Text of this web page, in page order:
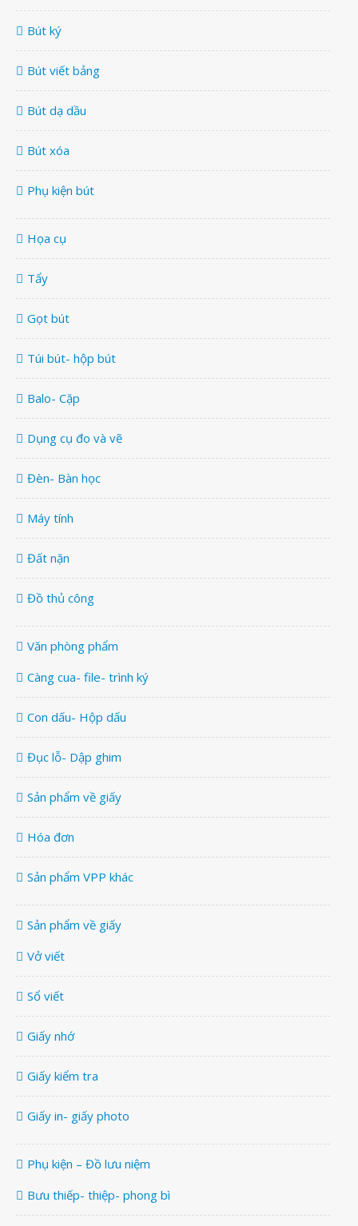
Bút ký
Bút viết bảng
Bút dạ dầu
Bút xóa
Phụ kiện bút
Họa cụ
Tẩy
Gọt bút
Túi bút- hộp bút
Balo- Cặp
Dụng cụ đo và vẽ
Đèn- Bàn học
Máy tính
Đất nặn
Đồ thủ công
Văn phòng phẩm
Càng cua- file- trình ký
Con dấu- Hộp dấu
Đục lỗ- Dập ghim
Sản phẩm về giấy
Hóa đơn
Sản phẩm VPP khác
Sản phẩm về giấy
Vở viết
Sổ viết
Giấy nhớ
Giấy kiểm tra
Giấy in- giấy photo
Phụ kiện – Đồ lưu niệm
Bưu thiếp- thiệp- phong bì